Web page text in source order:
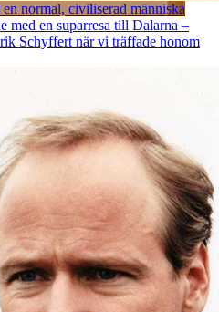
normal, civiliserad människa
med en suparresa till Dalarna –
Schyffert när vi träffade honom